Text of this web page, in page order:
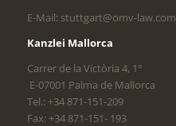
E-Mail: stuttgart@omv-law.com
Kanzlei Mallorca
Carrer de la Victòria 4, 1°
E-07001 Palma de Mallorca
Tel.: +34 871-151-209
Fax: +34 871-151- 193